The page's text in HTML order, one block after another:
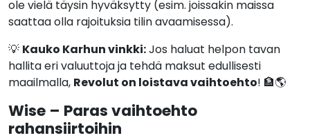
ole vielä täysin hyväksytty (esim. joissakin maissa
saattaa olla rajoituksia tilin avaamisessa).
💡 Kauko Karhun vinkki:Jos haluat helpon tavan
hallita eri valuuttoja ja tehdä maksut edullisesti
maailmalla, Revolut on loistava vaihtoehto! 🏦🌎
Wise – Paras vaihtoehto
rahansiirtoihin